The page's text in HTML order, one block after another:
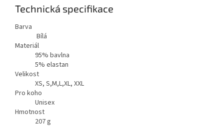
Technická specifikace
Barva
Bílá
Materiál
95% bavlna
5% elastan
Velikost
XS, S,M,L,XL, XXL
Pro koho
Unisex
Hmotnost
207g